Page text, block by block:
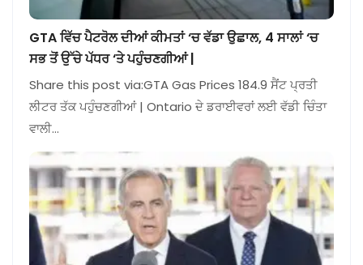
GTA ਵਿੱਚ ਪੈਟਰੋਲ ਦੀਆਂ ਕੀਮਤਾਂ ‘ਚ ਵੱਡਾ ਉਛਾਲ, 4 ਸਾਲਾਂ ‘ਚ
ਸਭ ਤੋਂ ਉੱਚੇ ਪੱਧਰ ‘ਤੇ ਪਹੁੰਚਣਗੀਆਂ |
Share this post via:GTA Gas Prices 184.9 ਸੈਂਟ ਪ੍ਰਤੀ
ਲੀਟਰ ਤੱਕ ਪਹੁੰਚਣਗੀਆਂ | Ontario ਦੇ ਡਰਾਈਵਰਾਂ ਲਈ ਵੱਡੀ ਚਿੰਤਾ
ਵਾਲੀ…